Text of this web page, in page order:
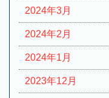
2024年3月
2024年2月
2024年1月
2023年12月